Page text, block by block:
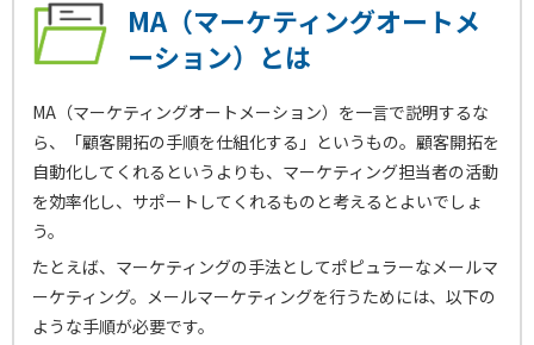
MA（マーケティングオートメ
ーション）とは
MA（マーケティングオートメーション）を一言で説明するな
ら、「顧客開拓の手順を仕組化する」というもの。顧客開拓を
自動化してくれるというよりも、マーケティング担当者の活動
を効率化し、サポートしてくれるものと考えるとよいでしょ
う。
たとえば、マーケティングの手法としてポピュラーなメールマ
ーケティング。メールマーケティングを行うためには、以下の
ような手順が必要です。